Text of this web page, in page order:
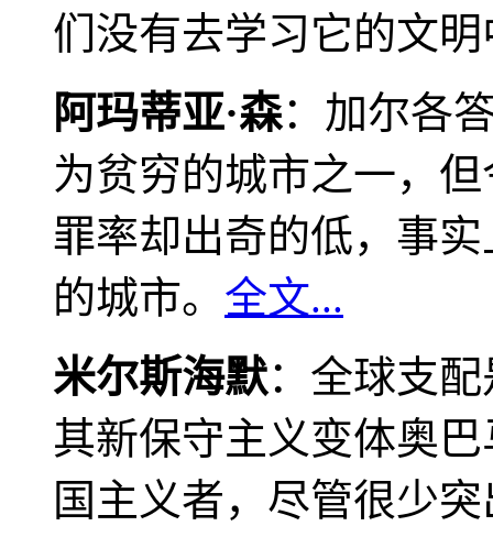
们没有去学习它的文
阿玛蒂亚·森：加尔各
为贫穷的城市之一，
罪率却出奇的低，事
的城市。 全文...
米尔斯海默：全球支
其新保守主义变体奥
国主义者，尽管很少